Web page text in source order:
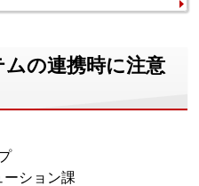
の連携時に注意
ション課